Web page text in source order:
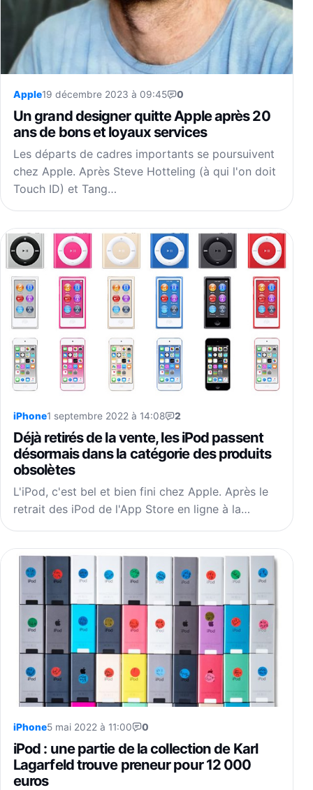
Apple19 décembre 2023 à 09:45 0
Un grand designer quitte Apple après 20
ans de bons et loyaux services
Les départs de cadres importants se poursuivent
chez Apple. Après Steve Hotteling (à qui l'on doit
Touch ID) et Tang…
iPhone1 septembre 2022 à 14:08 2
Déjà retirés de la vente, les iPod passent
désormais dans la catégorie des produits
obsolètes
L'iPod, c'est bel et bien fini chez Apple. Après le
retrait des iPod de l'App Store en ligne à la…
iPhone5 mai 2022 à 11:00 0
iPod : une partie de la collection de Karl
Lagarfeld trouve preneur pour 12 000
euros